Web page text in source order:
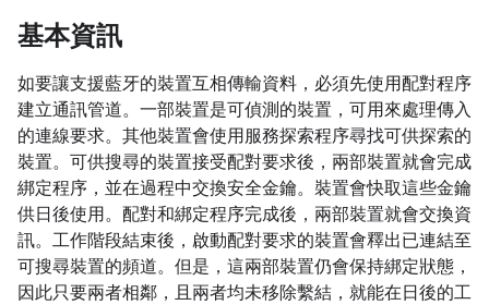
基本資訊
如要讓支援藍牙的裝置互相傳輸資料，必須先使用配對程序
建立通訊管道。一部裝置是可偵測的裝置，可用來處理傳入
的連線要求。其他裝置會使用服務探索程序尋找可供探索的
裝置。可供搜尋的裝置接受配對要求後，兩部裝置就會完成
綁定程序，並在過程中交換安全金鑰。裝置會快取這些金鑰
供日後使用。配對和綁定程序完成後，兩部裝置就會交換資
訊。工作階段結束後，啟動配對要求的裝置會釋出已連結至
可搜尋裝置的頻道。但是，這兩部裝置仍會保持綁定狀態，
因此只要兩者相鄰，且兩者均未移除繫結，就能在日後的工